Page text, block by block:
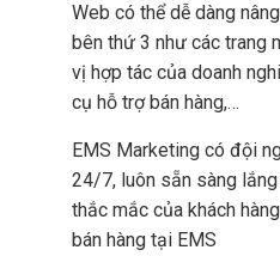
Web có thể dễ dàng
bên thứ 3 như các trang
vị hợp tác của doanh
cụ hỗ trợ bán hàng,…
EMS Marketing có đội
24/7, luôn sẵn sàng
thắc mắc của khách
bán hàng tại EMS